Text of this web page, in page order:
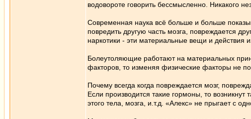
водовороте говорить бессмысленно. Никакого
Современная наука всё больше и больше
повредить другую часть мозга, повреждается
наркотики - эти материальные вещи и действия
Болеутоляющие работают на материальных
факторов, то изменяя физические факторы не
Почему всегда когда повреждается мозг,
Если производится такие гормоны, то
этого тела, мозга, и.т.д. «Алекс» не прыгает с